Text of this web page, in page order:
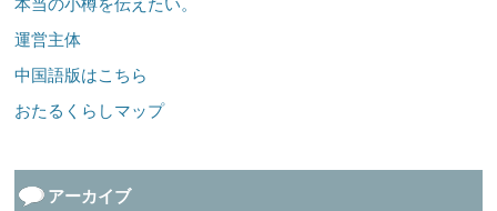
運営主体
中国語版はこちら
おたるくらしマップ
アーカイブ